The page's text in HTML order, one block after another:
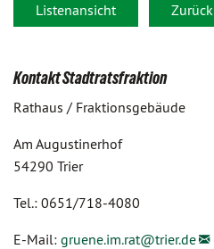
Listenansicht Zurück
Kontakt Stadtratsfraktion
Rathaus / Fraktionsgebäude
Am Augustinerhof
54290 Trier
Tel.: 0651/718-4080
E-Mail: gruene.im.rat@trier.de